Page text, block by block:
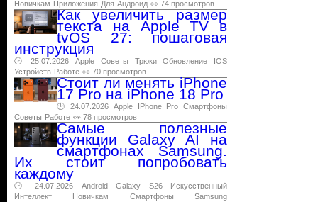
Новичкам Приложения Для Андроид 👀 74 просмотров
Как увеличить размер
текста на Apple TV в
tvOS 27: пошаговая
инструкция
🕑 25.07.2026 Apple Советы Трюки Обновление
IOS
Устройств Работе 👀 70 просмотров
Стоит ли менять iPhone
17 Pro на iPhone 18 Pro
🕑 24.07.2026 Apple IPhone Pro Смартфоны
Советы Работе 👀 78 просмотров
Самые полезные
функции Galaxy AI на
смартфонах Samsung.
Их стоит попробовать
каждому
🕑 24.07.2026 Android Galaxy S26
Искусственный
Интеллект
Новичкам Смартфоны
Samsung